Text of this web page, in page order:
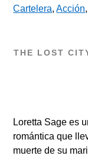
Cartelera,Acción
THE LOST
Loretta Sage es
romántica que
muerte de su